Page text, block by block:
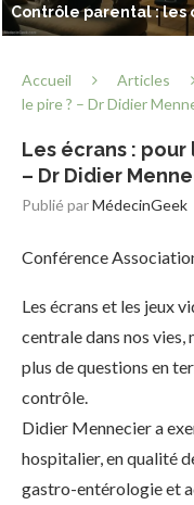
Contrôle parental : les
Accueil Articles
le pire ? – Dr Didier
Les écrans :
– Dr Didier
Publié parMédecinGeek
Conférence
Les écrans et les jeux
centrale dans nos vies,
plus de questions en
contrôle.
Didier Mennecier a
hospitalier, en qualité
gastro-entérologie et